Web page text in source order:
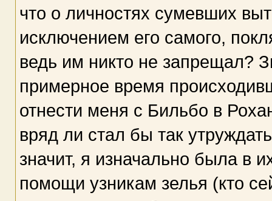
что о личностях сумевших
исключением его самого,
ведь им никто не запрещал?
примерное время
отнести меня с Бильбо в
вряд ли стал бы так
значит, я изначально была в
помощи узникам зелья (кто